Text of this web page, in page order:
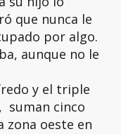
que nunca le
por algo.
aunque no le
y el triple
suman cinco
zona oeste en